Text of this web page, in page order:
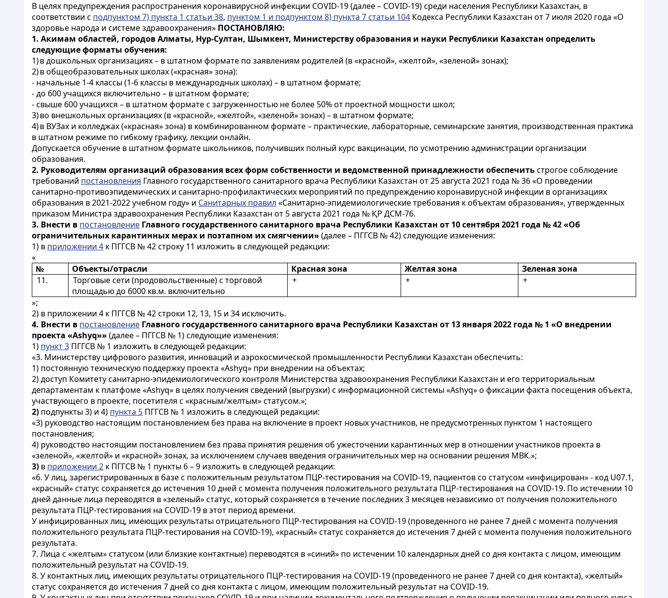
В целях предупреждения распространения коронавирусной инфекции COVID-19 (далее – COVID-19) среди населения Республики Казахстан, в
соответствии с подпунктом 7) пункта 1 статьи 38, пунктом 1 и подпунктом 8) пункта 7 статьи 104 Кодекса Республики Казахстан от 7 июля 2020 года «О
здоровье народа и системе здравоохранения» ПОСТАНОВЛЯЮ:
1. Акимам областей, городов Алматы, Нур-Султан, Шымкент, Министерству образования и науки Республики Казахстан определить
следующие форматы обучения:
1)в дошкольных организациях – в штатном формате по заявлениям родителей (в «красной», «желтой», «зеленой» зонах);
2)в общеобразовательных школах («красная» зона):
- начальные 1-4 классы (1-6 классы в международных школах) – в штатном формате;
- до 600 учащихся включительно – в штатном формате;
- свыше 600 учащихся – в штатном формате с загруженностью не более 50% от проектной мощности школ;
3)во внешкольных организациях (в «красной», «желтой», «зеленой» зонах) – в штатном формате;
4)в ВУЗах и колледжах («красная» зона) в комбинированном формате – практические, лабораторные, семинарские занятия, производственная практика
в штатном режиме по гибкому графику, лекции онлайн.
Допускается обучение в штатном формате школьников, получивших полный курс вакцинации, по усмотрению администрации организации
образования.
2. Руководителям организаций образования всех форм собственности и ведомственной принадлежности обеспечитьстрогое соблюдение
требований постановления Главного государственного санитарного врача Республики Казахстан от 25 августа 2021 года № 36 «О проведении
санитарно-противоэпидемических и санитарно-профилактических мероприятий по предупреждению коронавирусной инфекции в организациях
образования в 2021-2022 учебном году» и Санитарных правил «Санитарно-эпидемиологические требования к объектам образования», утвержденных
приказом Министра здравоохранения Республики Казахстан от 5 августа 2021 года № ҚР ДСМ-76.
3. Внести в постановление Главного государственного санитарного врача Республики Казахстан от 10 сентября 2021 года № 42 «Об
ограничительных карантинных мерах и поэтапном их смягчении»(далее – ПГГСВ № 42) следующие изменения:
1) в приложении 4 к ПГГСВ № 42 строку 11 изложить в следующей редакции:
«
№
Объекты/отрасли Красная зона Желтая зона
Зеленая зона
11.
Торговые сети (продовольственные) с торговой
площадью до 6000 кв.м. включительно
+ + +
»;
2) в приложении 4 к ПГГСВ № 42 строки 12, 13, 15 и 34 исключить.
4. Внести в постановление Главного государственного санитарного врача Республики Казахстан от 13 января 2022 года № 1 «О внедрении
проекта «Ashyq»»(далее – ПГГСВ № 1) следующие изменения:
1) пункт 3 ПГГСВ № 1 изложить в следующей редакции:
«3. Министерству цифрового развития, инноваций и аэрокосмической промышленности Республики Казахстан обеспечить:
1) постоянную техническую поддержку проекта «Ashyq» при внедрении на объектах;
2) доступ Комитету санитарно-эпидемиологического контроля Министерства здравоохранения Республики Казахстан и его территориальным
департаментам к платфоме «Ashyq» в целях получения сведений (выгрузки) с информационной системы «Ashyq» о фиксации факта посещения объекта,
участвующего в проекте, посетителя с «красным/желтым» статусом.»;
2) подпункты 3) и 4) пункта 5 ПГГСВ № 1 изложить в следующей редакции:
«3) руководство настоящим постановлением без права на включение в проект новых участников, не предусмотренных пунктом 1 настоящего
постановления;
4) руководство настоящим постановлением без права принятия решения об ужесточении карантинных мер в отношении участников проекта в
«зеленой», «желтой» и «красной» зонах, за исключением случаев введения ограничительных мер на основании решения МВК.»;
3) в приложении 2 к ПГГСВ № 1 пункты 6– 9 изложить в следующей редакции:
«6. У лиц, зарегистрированных в базе с положительным результатом ПЦР-тестирования на COVID-19, пациентов со статусом «инфицирован» - код U07.1,
«красный» статус сохраняется до истечения 10 дней с момента получения положительного результата ПЦР-тестирования на COVID-19. По истечении 10
дней данные лица переводятся в «зеленый» статус, который сохраняется в течение последних 3 месяцев независимо от получения положительного
результата ПЦР-тестирования на COVID-19 в этот период времени.
У инфицированных лиц, имеющих результаты отрицательного ПЦР-тестирования на COVID-19 (проведенного не ранее 7 дней с момента получения
положительного результата ПЦР-тестирования на COVID-19), «красный» статус сохраняется до истечения 7 дней с момента получения положительного
результата.
7. Лица с «желтым» статусом (или близкие контактные) переводятся в «синий» по истечении 10 календарных дней со дня контакта с лицом, имеющим
положительный результат на COVID-19.
8. У контактных лиц, имеющих результаты отрицательного ПЦР-тестирования на COVID-19 (проведенного не ранее 7 дней со дня контакта), «желтый»
статус сохраняется до истечения 7 дней со дня контакта с лицом, имеющим положительный результат на COVID-19.